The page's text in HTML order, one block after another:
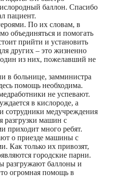
баллон. Спасибо
пациент.
По их словам, в
объединяться и помогать
прийти и установить
других – это жизненно
из них, пожелавший не
в больнице, замминистра
помощь необходима.
не успевают.
в кислороде, а
сотрудники медучреждения
разгрузки машин с
приходит много ребят.
о приезде машины с
Как только их привозят,
городские парни.
разгружают баллоны и
огромная помощь в